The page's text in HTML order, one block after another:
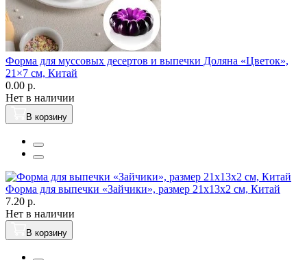
Форма для муссовых десертов и выпечки Доляна «Цветок»,
21×7 см, Китай
0.00 р.
Нет в наличии
В корзину
Форма для выпечки «Зайчики», размер 21х13х2 см, Китай
7.20 р.
Нет в наличии
В корзину